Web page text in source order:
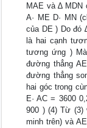
MAE và ∆ MDN
A· ME D· MN
của DE ) Do đó
là hai cạnh
tương ứng )
đường thẳng
đường thẳng
hai góc trong
E· AC = 3600
900 ) (4) Từ (3)
minh trên) và